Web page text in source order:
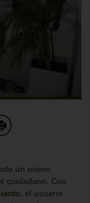
un nuevo
ciudadano. Con
, el usuario